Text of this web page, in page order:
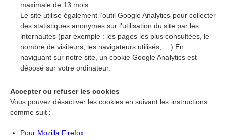
maximale de 13 mois.
Le site utilise également l’outil Google Analytics pour collecter
des statistiques anonymes sur l’utilisation du site par les
internautes (par exemple : les pages les plus consultées, le
nombre de visiteurs, les navigateurs utilisés, …) En
naviguant sur notre site, un cookie Google Analytics est
déposé sur votre ordinateur.
Accepter ou refuser les cookies
Vous pouvez désactiver les cookies en suivant les instructions
comme suit :
Pour Mozilla Firefox